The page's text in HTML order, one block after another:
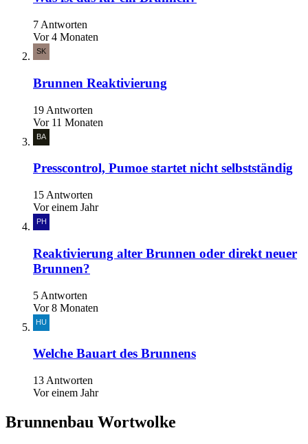
7 Antworten
Vor 4 Monaten
Brunnen Reaktivierung
19 Antworten
Vor 11 Monaten
Presscontrol, Pumoe startet nicht selbstständig
15 Antworten
Vor einem Jahr
Reaktivierung alter Brunnen oder direkt neuer
Brunnen?
5 Antworten
Vor 8 Monaten
Welche Bauart des Brunnens
13 Antworten
Vor einem Jahr
Brunnenbau Wortwolke